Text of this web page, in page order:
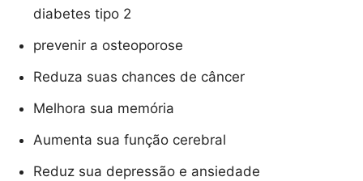
diabetes tipo 2
prevenir a osteoporose
Reduza suas chances de câncer
Melhora sua memória
Aumenta sua função cerebral
Reduz sua depressão e ansiedade